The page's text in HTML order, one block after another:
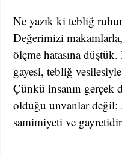
Ne yazık ki tebliğ
Değerimizi
ölçme hatasına
gayesi, tebliğ
Çünkü insanın gerçek
olduğu unvanlar değil;
samimiyeti ve